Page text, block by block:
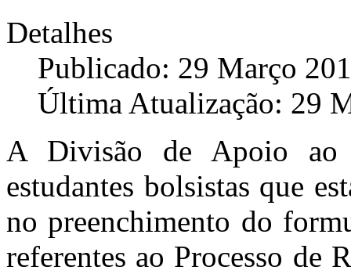
Detalhes
Publicado: 29 Março
Última Atualização: 29
A Divisão de Apoio ao
estudantes bolsistas que
no preenchimento do
referentes ao Processo de